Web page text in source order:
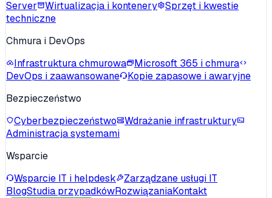
Server
Wirtualizacja i kontenery
Sprzęt i kwestie
techniczne
Chmura i DevOps
Infrastruktura chmurowa
Microsoft 365 i chmura
DevOps i zaawansowane
Kopie zapasowe i awaryjne
Bezpieczeństwo
Cyberbezpieczeństwo
Wdrażanie infrastruktury
Administracja systemami
Wsparcie
Wsparcie IT i helpdesk
Zarządzane usługi IT
BlogStudia przypadkówRozwiązaniaKontakt